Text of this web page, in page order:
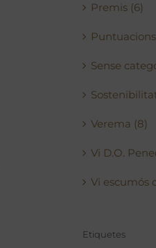
Premis (6)
Sense
Verema (8)
Vi D.O.
Vi escumós
Etiquetes